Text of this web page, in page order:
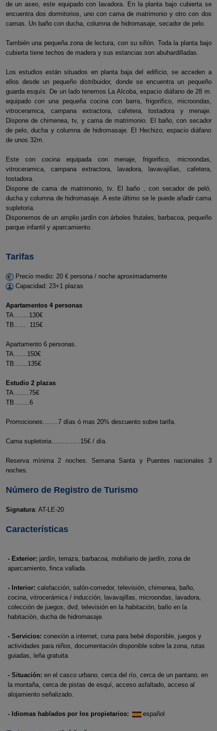
de un aseo, este equipado con lavadora. En la planta bajo cubierta se
encuentra dos dormitorios, uno con cama de matrimonio y otro con dos
camas. Un baño con ducha, columna de hidromasaje, secador de pelo.
También una pequeña zona de lectura, con su sillón. Toda la planta bajo
cubierta tiene techos de madera y sus estancias son abuhardilladas.
Los estudios están situados en planta baja del edificio, se acceden a
ellos desde un pequeño distribuidor, donde se encuentra un pequeño
guarda esquís. De un lado tenemos La Alcoba, espacio diáfano de 28 m.
equipado con una pequeña cocina con barra, frigorifico, microondas,
vitroceramica, campana extractora, cafetera, tostadora y menaje.
Dispone de chimenea, tv, y cama de matrimonio. El baño, con secador
de pelo, ducha y columna de hidromasaje. El Hechizo, espacio diáfano
de unos 32m.
Este con cocina equipada con menaje, frigorifico, microondas,
vitroceramica, campana extractora, lavadora, lavavajillas, cafetera,
tostadora.
Dispone de cama de matrimonio, tv. El baño , con secador de peló,
ducha y columna de hidromasaje. A este último se le puede añadir cama
supletoria.
Disponemos de un amplio jardín con árboles frutales, barbacoa, pequeño
parque infantil y aparcamiento.
Tarifas
Precio medio: 20 € persona / noche aproximadamente
Capacidad: 23+1 plazas
Apartamentos 4 personas
TA........130€
TB...... 115€
Apartamento 6 personas.
TA.......150€
TB.......135€
Estudio 2 plazas
TA........75€
TB........6
Promociones........7 días ó mas 20% descuento sobre tarifa.
Cama supletoria...............15€ / día.
Reserva mínima 2 noches. Semana Santa y Puentes nacionales 3
noches.
Número de Registro de Turismo
Signatura: AT-LE-20
Características
- Exterior: jardín, terraza, barbacoa, mobiliario de jardín, zona de
aparcamiento, finca vallada.
- Interior: calefacción, salón-comedor, televisión, chimenea, baño,
cocina, vitrocerámica / inducción, lavavajillas, microondas, lavadora,
colección de juegos, dvd, televisión en la habitación, baño en la
habitación, ducha de hidromasaje.
- Servicios: conexión a internet, cuna para bebé disponible, juegos y
actividades para niños, documentación disponible sobre la zona, rutas
guiadas, leña gratuita.
- Situación: en el casco urbano, cerca del río, cerca de un pantano, en
la montaña, cerca de pistas de esquí, acceso asfaltado, acceso al
alojamiento señalizado.
- Idiomas hablados por los propietarios: español